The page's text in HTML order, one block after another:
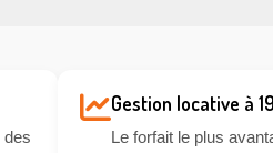
des
Gestion locative à
Le forfait le plus